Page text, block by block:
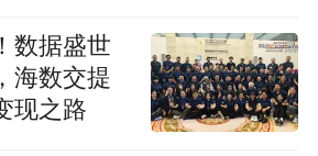
数据盛世
海数交提
现之路